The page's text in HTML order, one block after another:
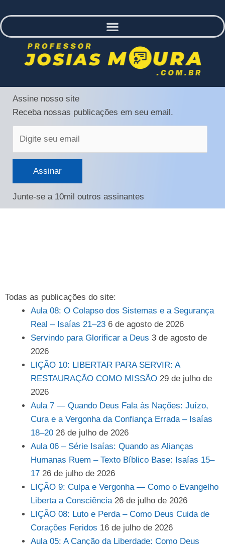
Assine nosso site
Receba nossas publicações em seu email.
Digite
seu
Assinar
Junte-se a 10mil outros assinantes
Todas as publicações do site:
Aula 08: O Colapso dos Sistemas e a Segurança
Real – Isaías 21–23 6 de agosto de 2026
Servindo para Glorificar a Deus 3 de agosto de
2026
LIÇÃO 10: LIBERTAR PARA SERVIR: A
RESTAURAÇÃO COMO MISSÃO 29 de julho de
2026
Aula 7 — Quando Deus Fala às Nações: Juízo,
Cura e a Vergonha da Confiança Errada – Isaías
18–20 26 de julho de 2026
Aula 06 – Série Isaías: Quando as Alianças
Humanas Ruem – Texto Bíblico Base: Isaías 15–
17 26 de julho de 2026
LIÇÃO 9: Culpa e Vergonha — Como o Evangelho
Liberta a Consciência 26 de julho de 2026
LIÇÃO 08: Luto e Perda – Como Deus Cuida de
Corações Feridos 16 de julho de 2026
Aula 05: A Canção da Liberdade: Como Deus